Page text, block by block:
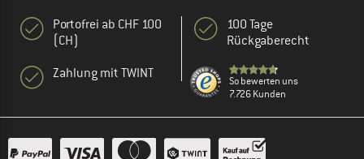
Portofrei ab CHF 100
(CH)
Zahlung mit TWINT
100 Tage
Rückgaberecht
So bewerten uns
7.726 Kunden